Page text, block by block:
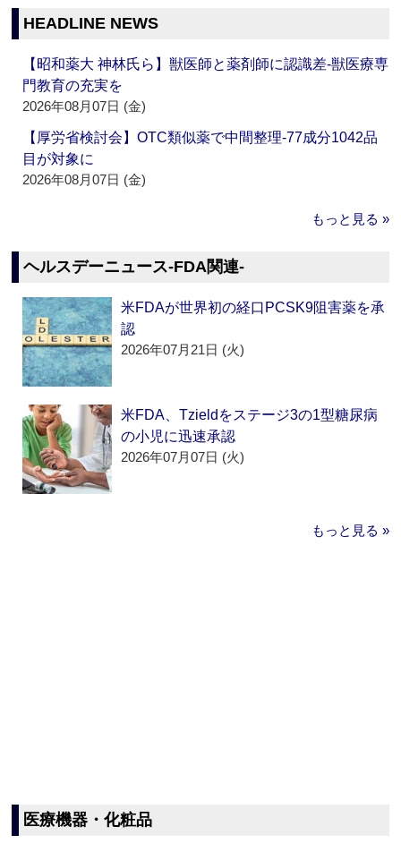
HEADLINE NEWS
【昭和薬大 神林氏ら】獣医師と薬剤師に認識差‐獣医療専
門教育の充実を
2026年08月07日 (金)
【厚労省検討会】OTC類似薬で中間整理‐77成分1042品
目が対象に
2026年08月07日 (金)
もっと見る »
ヘルスデーニュース‐FDA関連‐
米FDAが世界初の経口PCSK9阻害薬を承
認
2026年07月21日 (火)
米FDA、Tzieldをステージ3の1型糖尿病
の小児に迅速承認
2026年07月07日 (火)
もっと見る »
医療機器・化粧品